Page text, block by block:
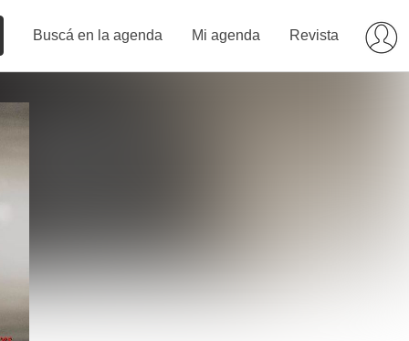
Buscá en la agenda Mi agenda Revista